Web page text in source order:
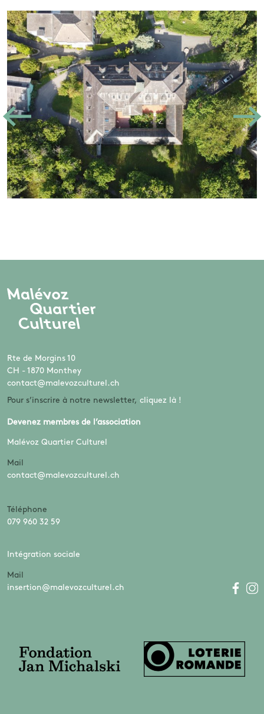
Rte de Morgins 10
CH - 1870 Monthey
contact@malevozculturel.ch
Pour s’inscrire à notre newsletter, cliquez là !
Devenez membres de l’association
Malévoz Quartier Culturel
Mail
contact@malevozculturel.ch
Téléphone
079 960 32 59
Intégration sociale
Mail
insertion@malevozculturel.ch